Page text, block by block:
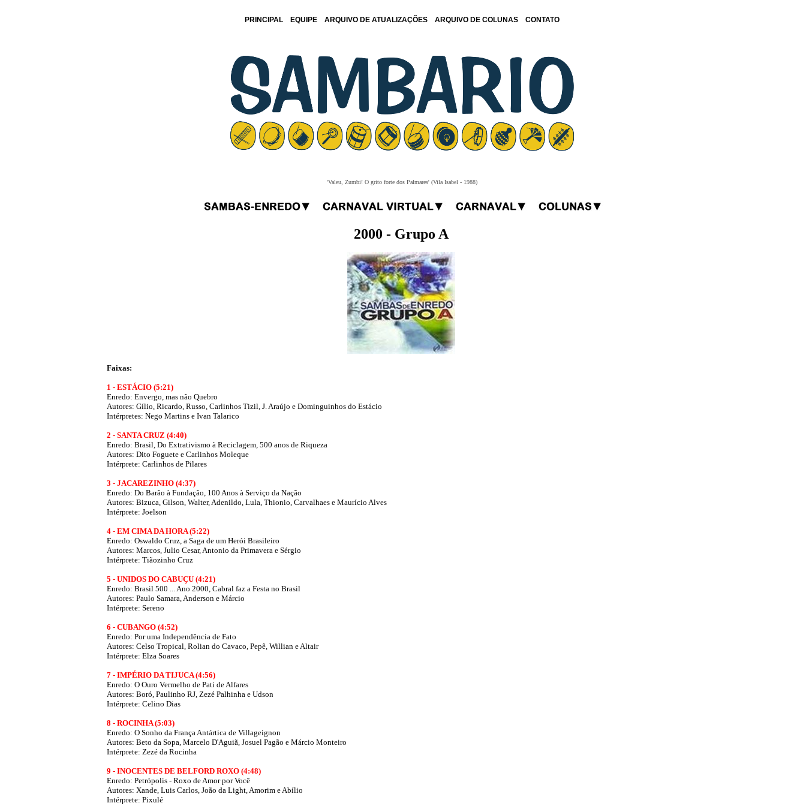
PRINCIPAL EQUIPE ARQUIVO DE ATUALIZAÇÕES ARQUIVO DE COLUNAS CONTATO
'Valeu, Zumbi! O grito forte dos Palmares' (Vila Isabel - 1988)
2000 - Grupo A
Faixas:
1 - ESTÁCIO (5:21)
Enredo: Envergo, mas não Quebro
Autores: Gílio, Ricardo, Russo, Carlinhos Tizil, J. Araújo e Dominguinhos do Estácio
Intérpretes: Nego Martins e Ivan Talarico
2 - SANTA CRUZ (4:40)
Enredo: Brasil, Do Extrativismo à Reciclagem, 500 anos de Riqueza
Autores: Dito Foguete e Carlinhos Moleque
Intérprete: Carlinhos de Pilares
3 - JACAREZINHO (4:37)
Enredo: Do Barão à Fundação, 100 Anos à Serviço da Nação
Autores: Bizuca, Gilson, Walter, Adenildo, Lula, Thionio, Carvalhaes e Maurício Alves
Intérprete: Joelson
4 - EM CIMA DA HORA (5:22)
Enredo: Oswaldo Cruz, a Saga de um Herói Brasileiro
Autores: Marcos, Julio Cesar, Antonio da Primavera e Sérgio
Intérprete: Tiãozinho Cruz
5 - UNIDOS DO CABUÇU (4:21)
Enredo: Brasil 500 ... Ano 2000, Cabral faz a Festa no Brasil
Autores: Paulo Samara, Anderson e Márcio
Intérprete: Sereno
6 - CUBANGO (4:52)
Enredo: Por uma Independência de Fato
Autores: Celso Tropical, Rolian do Cavaco, Pepê, Willian e Altair
Intérprete: Elza Soares
7 - IMPÉRIO DA TIJUCA (4:56)
Enredo: O Ouro Vermelho de Pati de Alfares
Autores: Boró, Paulinho RJ, Zezé Palhinha e Udson
Intérprete: Celino Dias
8 - ROCINHA (5:03)
Enredo: O Sonho da França Antártica de Villageignon
Autores: Beto da Sopa, Marcelo D'Aguiã, Josuel Pagão e Márcio Monteiro
Intérprete: Zezé da Rocinha
9 - INOCENTES DE BELFORD ROXO (4:48)
Enredo: Petrópolis - Roxo de Amor por Você
Autores: Xande, Luis Carlos, João da Light, Amorim e Abílio
Intérprete: Pixulé